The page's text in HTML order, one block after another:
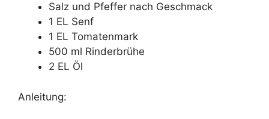
Salz und Pfeffer nach Geschmack
1 EL Senf
1 EL Tomatenmark
500 ml Rinderbrühe
2 EL Öl
Anleitung: